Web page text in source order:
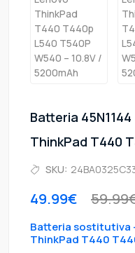
Batteria
ThinkPad T440
SKU:
49.99€
Batteria sostitutiva
ThinkPad T440